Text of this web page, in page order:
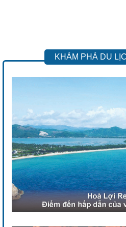
KHÁM PHÁ DU